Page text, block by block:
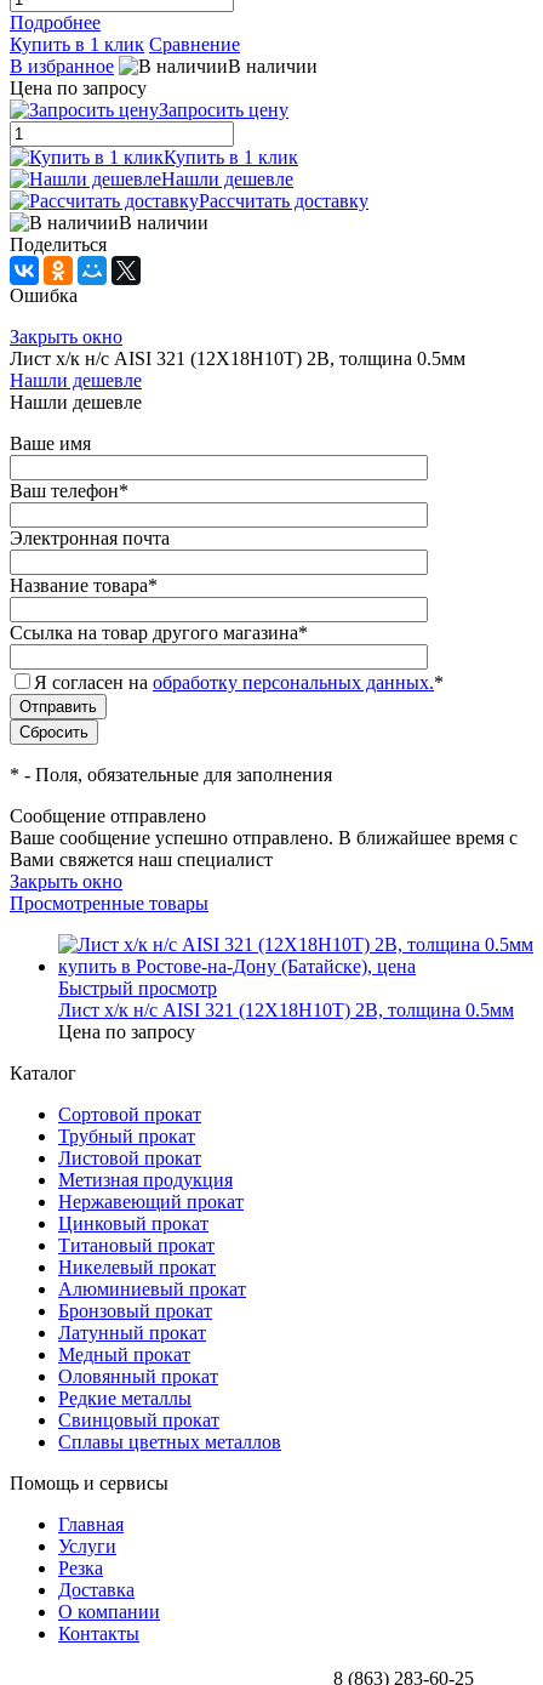
Подробнее
Купить в 1 клик Сравнение
В избранное
В наличии
Цена по запросу
Запросить цену
Купить в 1 клик
Нашли дешевле
Рассчитать доставку
В наличии
Поделиться
Ошибка
Закрыть окно
Лист х/к н/с AISI 321 (12Х18Н10T) 2B, толщина 0.5мм
Нашли дешевле
Нашли дешевле
Ваше имя
Ваш телефон*
Электронная почта
Название товара*
Ссылка на товар другого магазина*
Я согласен на обработку персональных данных.*
* - Поля, обязательные для заполнения
Сообщение отправлено
Ваше сообщение успешно отправлено. В ближайшее время с
Вами свяжется наш специалист
Закрыть окно
Просмотренные товары
Быстрый просмотр
Лист х/к н/с AISI 321 (12Х18Н10T) 2B, толщина 0.5мм
Цена по запросу
Каталог
Сортовой прокат
Трубный прокат
Листовой прокат
Метизная продукция
Нержавеющий прокат
Цинковый прокат
Титановый прокат
Никелевый прокат
Алюминиевый прокат
Бронзовый прокат
Латунный прокат
Медный прокат
Оловянный прокат
Редкие металлы
Свинцовый прокат
Сплавы цветных металлов
Помощь и сервисы
Главная
Услуги
Резка
Доставка
О компании
Контакты
8 (863) 283-60-25